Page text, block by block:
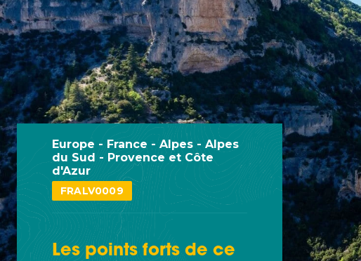
Europe - France - Alpes - Alpes
du Sud - Provence et Côte
d'Azur
FRALV0009
Les points forts de ce